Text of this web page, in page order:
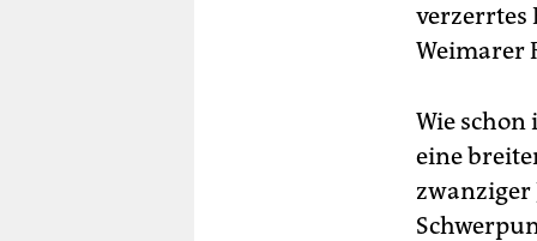
verzerrtes
Weimarer
Wie
eine
zwanziger